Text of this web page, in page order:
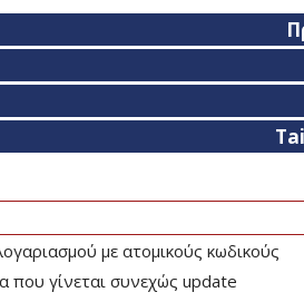
με ατομικούς κωδικούς
που γίνεται συνεχώς update